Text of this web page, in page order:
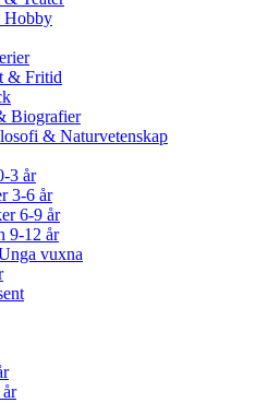
Hobby
& Fritid
Biografier
& Naturvetenskap
3 år
3-6 år
6-9 år
9-12 år
vuxna